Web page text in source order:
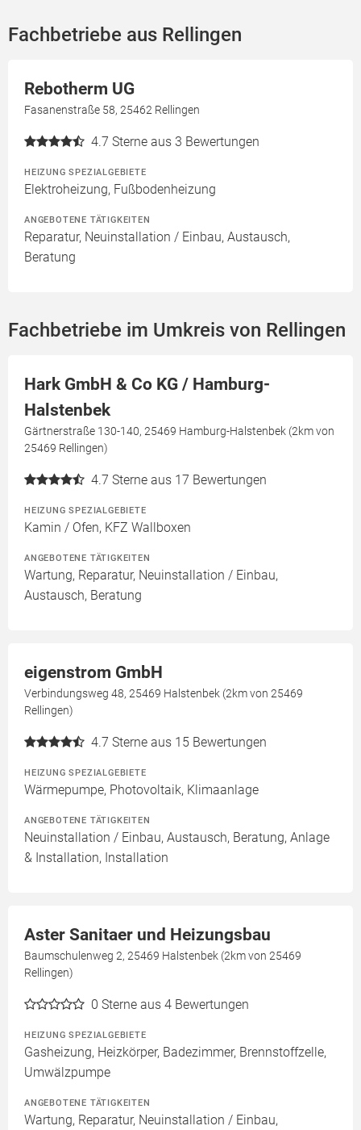
Fachbetriebe aus Rellingen
Rebotherm UG
Fasanenstraße 58, 25462 Rellingen
4.7 Sterne aus 3 Bewertungen
HEIZUNG SPEZIALGEBIETE
Elektroheizung, Fußbodenheizung
ANGEBOTENE TÄTIGKEITEN
Reparatur, Neuinstallation / Einbau, Austausch,
Beratung
Fachbetriebe im Umkreis von Rellingen
Hark GmbH & Co KG / Hamburg-
Halstenbek
Gärtnerstraße 130-140, 25469 Hamburg-Halstenbek (2km von
25469 Rellingen)
4.7 Sterne aus 17 Bewertungen
HEIZUNG SPEZIALGEBIETE
Kamin / Ofen, KFZ Wallboxen
ANGEBOTENE TÄTIGKEITEN
Wartung, Reparatur, Neuinstallation / Einbau,
Austausch, Beratung
eigenstrom GmbH
Verbindungsweg 48, 25469 Halstenbek (2km von 25469
Rellingen)
4.7 Sterne aus 15 Bewertungen
HEIZUNG SPEZIALGEBIETE
Wärmepumpe, Photovoltaik, Klimaanlage
ANGEBOTENE TÄTIGKEITEN
Neuinstallation / Einbau, Austausch, Beratung, Anlage
& Installation, Installation
Aster Sanitaer und Heizungsbau
Baumschulenweg 2, 25469 Halstenbek (2km von 25469
Rellingen)
0 Sterne aus 4 Bewertungen
HEIZUNG SPEZIALGEBIETE
Gasheizung, Heizkörper, Badezimmer, Brennstoffzelle,
Umwälzpumpe
ANGEBOTENE TÄTIGKEITEN
Wartung, Reparatur, Neuinstallation / Einbau,